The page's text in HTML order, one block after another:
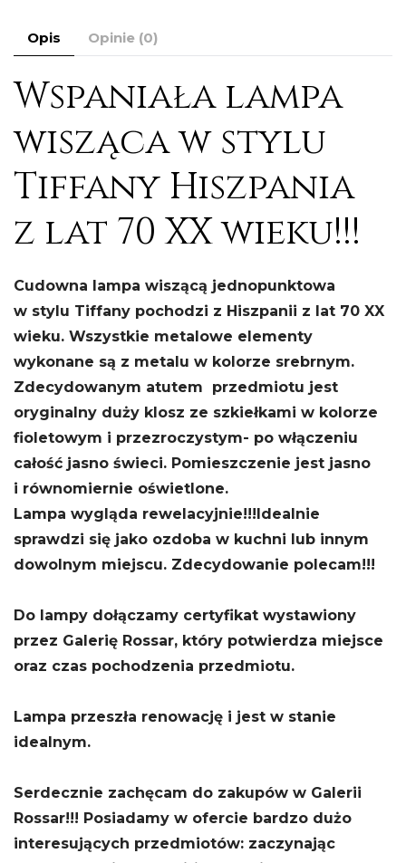
Opis Opinie (0)
Wspaniała lampa
wisząca w stylu
Tiffany Hiszpania
z lat 70 XX wieku!!!
Cudowna lampa wiszącą jednopunktowa
w stylu Tiffany pochodzi z Hiszpanii z lat 70 XX
wieku. Wszystkie metalowe elementy
wykonane są z metalu w kolorze srebrnym.
Zdecydowanym atutem przedmiotu jest
oryginalny duży klosz ze szkiełkami w kolorze
fioletowym i przezroczystym- po włączeniu
całość jasno świeci. Pomieszczenie jest jasno
i równomiernie oświetlone.
Lampa wygląda rewelacyjnie!!!Idealnie
sprawdzi się jako ozdoba w kuchni lub innym
dowolnym miejscu. Zdecydowanie polecam!!!
Do lampy dołączamy certyfikat wystawiony
przez Galerię Rossar, który potwierdza miejsce
oraz czas pochodzenia przedmiotu.
Lampa przeszła renowację i jest w stanie
idealnym.
Serdecznie zachęcam do zakupów w Galerii
Rossar!!! Posiadamy w ofercie bardzo dużo
interesujących przedmiotów: zaczynając